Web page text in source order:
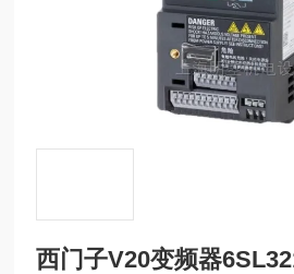
西门子V20变频器